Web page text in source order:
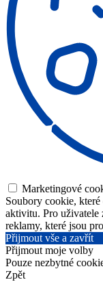
Marketingové
Soubory cookie,
aktivitu. Pro uživatele
reklamy, které jsou
Přijmout vše a zavřít
Přijmout moje volby
Pouze nezbytné
Zpět